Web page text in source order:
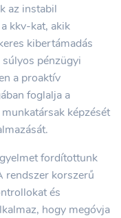
az instabil
kkv-kat, akik
kibertámadás
pénzügyi
a proaktív
foglalja a
képzését
fordítottunk
rendszer korszerű
és
hogy megóvja